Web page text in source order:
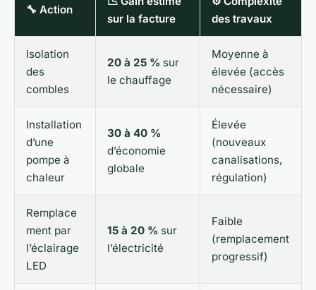
🔧 Action
sur la facture
des travaux
Isolation
des
combles
20 à 25 % sur
le chauffage
Moyenne à
élevée (accès
nécessaire)
Installation
d’une
pompe à
chaleur
30 à 40 %
d’économie
globale
Élevée
(nouveaux
canalisations,
régulation)
Remplace
ment par
l’éclairage
LED
15 à 20 % sur
l’électricité
Faible
(remplacement
progressif)